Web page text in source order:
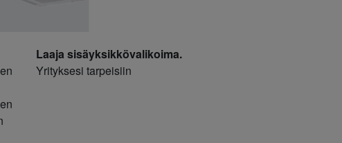
Laaja sisäyksikkövalikoima.
Yrityksesi tarpeisiin